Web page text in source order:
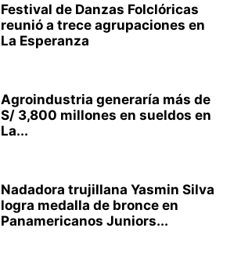
Festival de Danzas Folclóricas
reunió a trece agrupaciones en
La Esperanza
Agroindustria generaría más de
S/ 3,800 millones en sueldos en
La...
Nadadora trujillana Yasmin Silva
logra medalla de bronce en
Panamericanos Juniors...